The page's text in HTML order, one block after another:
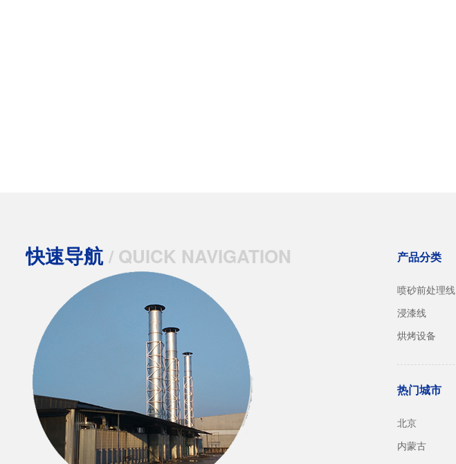
产品分类
喷砂前处理线
浸漆线
烘烤设备
热门城市
北京
内蒙古
快速导航/ QUICK NAVIGATION